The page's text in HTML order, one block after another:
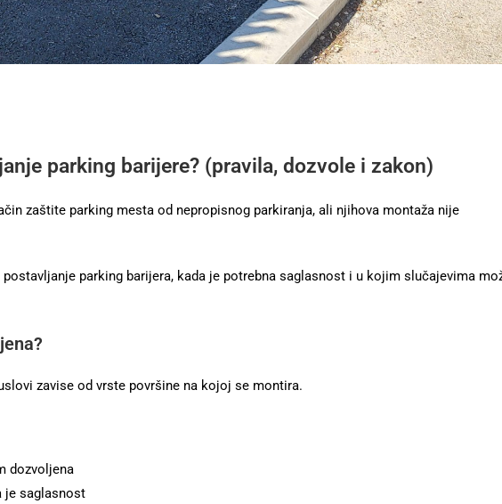
parking barijere? (pravila, dozvole i zakon)
zaštite parking mesta od nepropisnog parkiranja, ali njihova montaža nije
parking barijera, kada je potrebna saglasnost i u kojim slučajevima
zavise od vrste površine na kojoj se montira.
dozvoljena
je saglasnost